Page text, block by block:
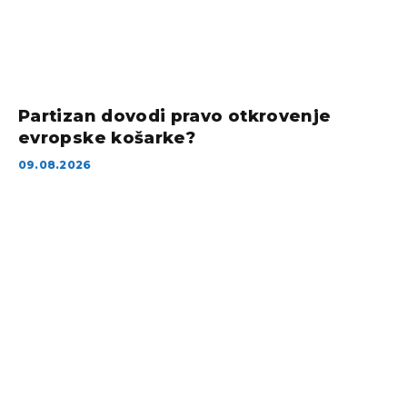
Partizan dovodi pravo otkrovenje
evropske košarke?
09.08.2026